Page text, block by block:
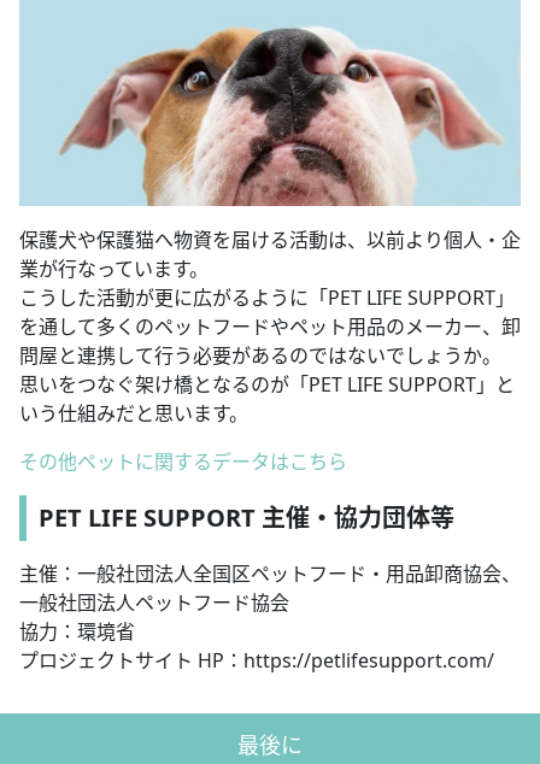
保護犬や保護猫へ物資を届ける活動は、以前より個人・企
業が行なっています。
こうした活動が更に広がるように「PET LIFE SUPPORT」
を通して多くのペットフードやペット用品のメーカー、卸
問屋と連携して行う必要があるのではないでしょうか。
思いをつなぐ架け橋となるのが「PET LIFE SUPPORT」と
いう仕組みだと思います。
その他ペットに関するデータはこちら
PET LIFE SUPPORT 主催・協力団体等
主催：一般社団法人全国区ペットフード・用品卸商協会、
一般社団法人ペットフード協会
協力：環境省
プロジェクトサイト HP：https://petlifesupport.com/
最後に